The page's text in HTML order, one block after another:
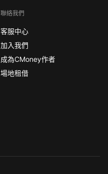
聯絡我們
客服中心
加入我們
成為CMoney作者
場地租借